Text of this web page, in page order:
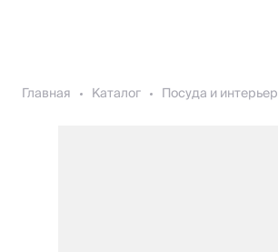
Главная Каталог Посуда и интерьер